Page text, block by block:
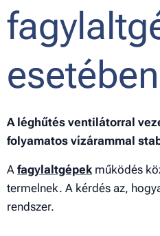
A léghűtés ventilátorral
folyamatos vízárammal
A fagylaltgépek működés
termelnek. A kérdés az,
rendszer.